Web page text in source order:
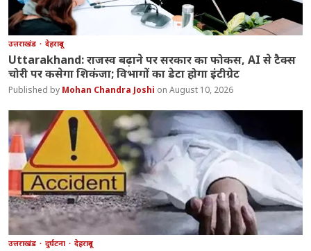
उत्तराखंड देहरादून
Uttarakhand: राजस्व बढ़ाने पर सरकार का फोकस, AI से टैक्स
चोरी पर कसेगा शिकंजा; विभागों का डेटा होगा इंटीग्रेट
Mohan Chandra Joshi August 10, 2026
उत्तराखंड दुर्घटना देहरादून